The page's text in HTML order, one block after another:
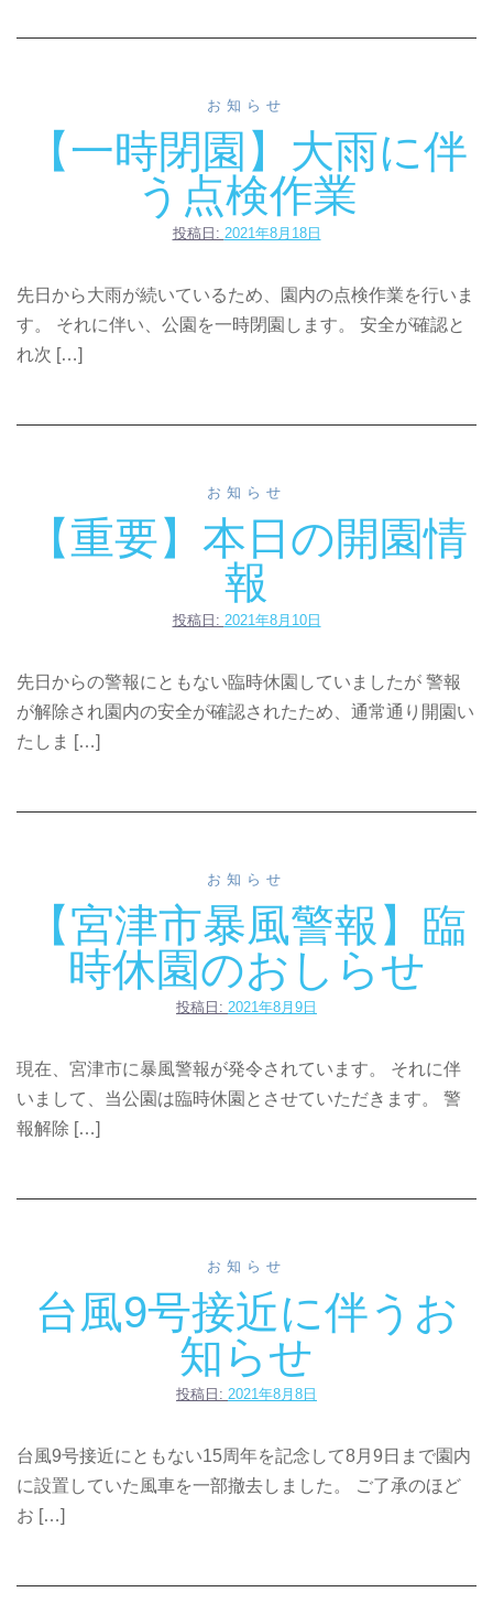
お知らせ
【一時閉園】大雨に伴
う点検作業
投稿日: 2021年8月18日
先日から大雨が続いているため、園内の点検作業を行いま
す。 それに伴い、公園を一時閉園します。 安全が確認と
れ次 […]
お知らせ
【重要】本日の開園情
報
投稿日: 2021年8月10日
先日からの警報にともない臨時休園していましたが 警報
が解除され園内の安全が確認されたため、通常通り開園い
たしま […]
お知らせ
【宮津市暴風警報】臨
時休園のおしらせ
投稿日: 2021年8月9日
現在、宮津市に暴風警報が発令されています。 それに伴
いまして、当公園は臨時休園とさせていただきます。 警
報解除 […]
お知らせ
台風9号接近に伴うお
知らせ
投稿日: 2021年8月8日
台風9号接近にともない15周年を記念して8月9日まで園内
に設置していた風車を一部撤去しました。 ご了承のほど
お […]